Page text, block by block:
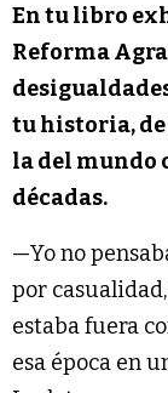
En tu libro
Reforma
tu historia,
la del mundo
décadas.
—Yo no
por
estaba fuera
esa época en